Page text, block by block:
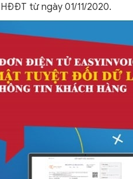
từ ngày 01/11/2020.